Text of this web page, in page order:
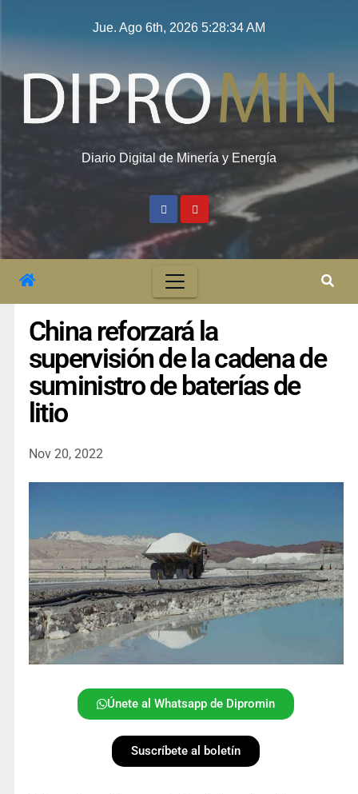
Jue. Ago 6th, 2026 5:28:35 AM
Diario Digital de Minería y Energía
China reforzará la
supervisión de la cadena de
suministro de baterías de
litio
Nov 20, 2022
Únete al Whatsapp de Dipromin
Suscríbete al boletín